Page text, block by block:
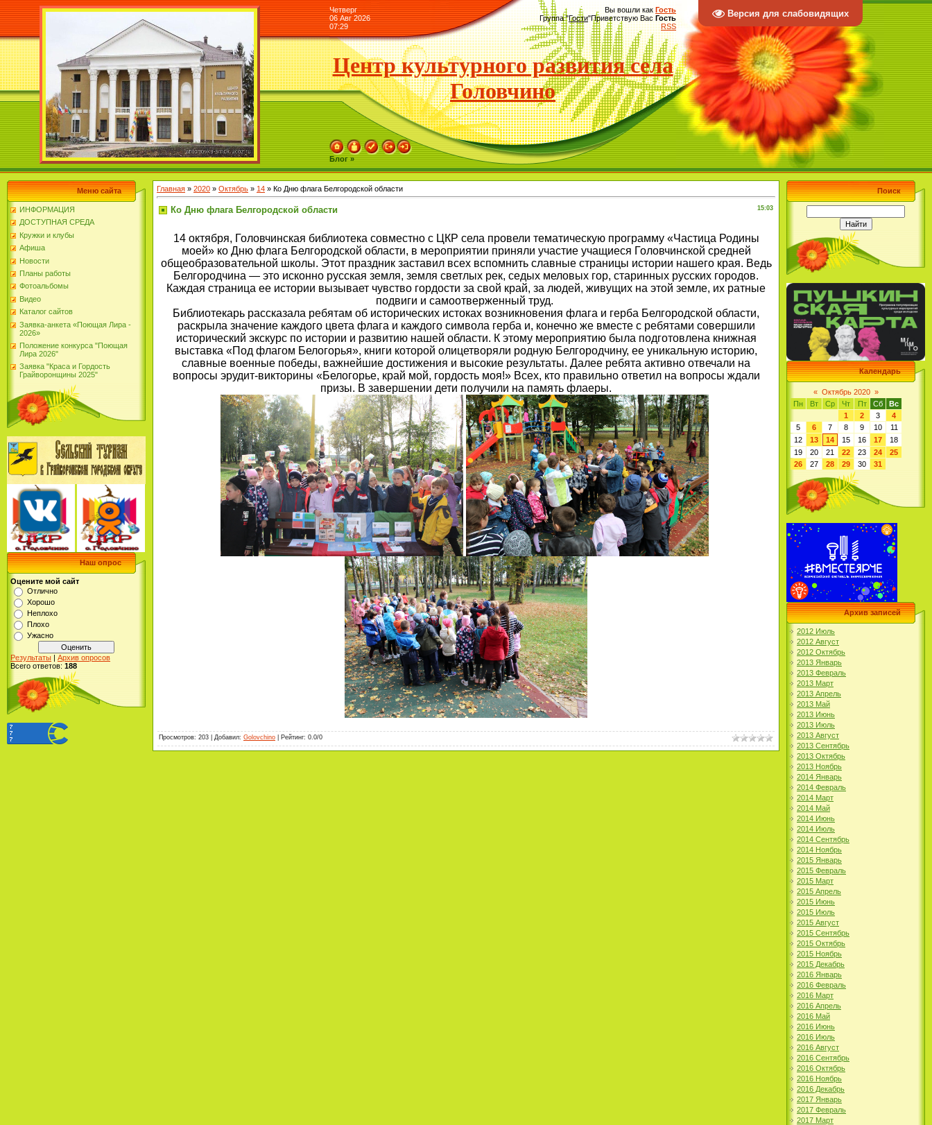
Версия для слабовидящих
Четверг
06 Авг 2026
07:29
Вы вошли как Гость
Группа"Гости"Приветствую Вас Гость
RSS
Центр культурного развития села
Головчино
Блог »
Меню сайта
ИНФОРМАЦИЯ
ДОСТУПНАЯ СРЕДА
Кружки и клубы
Афиша
Новости
Планы работы
Фотоальбомы
Видео
Каталог сайтов
Заявка-анкета «Поющая Лира -
2026»
Положение конкурса "Поющая
Лира 2026"
Заявка "Краса и Гордость
Грайворонщины 2025"
Наш опрос
Оцените мой сайт
Отлично
Хорошо
Неплохо
Плохо
Ужасно
Результаты | Архив опросов
Всего ответов: 188
Главная » 2020 » Октябрь » 14 » Ко Дню флага Белгородской области
15:03
Ко Дню флага Белгородской области
14 октября, Головчинская библиотека совместно с ЦКР села провели тематическую программу «Частица Родины
моей» ко Дню флага Белгородской области, в мероприятии приняли участие учащиеся Головчинской средней
общеобразовательной школы. Этот праздник заставил всех вспомнить славные страницы истории нашего края. Ведь
Белгородчина — это исконно русская земля, земля светлых рек, седых меловых гор, старинных русских городов.
Каждая страница ее истории вызывает чувство гордости за свой край, за людей, живущих на этой земле, их ратные
подвиги и самоотверженный труд.
Библиотекарь рассказала ребятам об исторических истоках возникновения флага и герба Белгородской области,
раскрыла значение каждого цвета флага и каждого символа герба и, конечно же вместе с ребятами совершили
исторический экскурс по истории и развитию нашей области. К этому мероприятию была подготовлена книжная
выставка «Под флагом Белогорья», книги которой олицетворяли родную Белгородчину, ее уникальную историю,
славные военные победы, важнейшие достижения и высокие результаты. Далее ребята активно отвечали на
вопросы эрудит-викторины «Белогорье, край мой, гордость моя!» Всех, кто правильно ответил на вопросы ждали
призы. В завершении дети получили на память флаеры.
Просмотров: 203 Добавил: Golovchino Рейтинг: 0.0/0
Поиск
Календарь
« Октябрь 2020 »
Пн
Вт Ср Чт Пт Сб
Вс
1
2 3
4
5
6 7 8 9 10
11
12
13 14 15 16 17
18
19
20 21 22 23 24
25
26
27 28 29 30 31
Архив записей
2012 Июль
2012 Август
2012 Октябрь
2013 Январь
2013 Февраль
2013 Март
2013 Апрель
2013 Май
2013 Июнь
2013 Июль
2013 Август
2013 Сентябрь
2013 Октябрь
2013 Ноябрь
2014 Январь
2014 Февраль
2014 Март
2014 Май
2014 Июнь
2014 Июль
2014 Сентябрь
2014 Ноябрь
2015 Январь
2015 Февраль
2015 Март
2015 Апрель
2015 Июнь
2015 Июль
2015 Август
2015 Сентябрь
2015 Октябрь
2015 Ноябрь
2015 Декабрь
2016 Январь
2016 Февраль
2016 Март
2016 Апрель
2016 Май
2016 Июнь
2016 Июль
2016 Август
2016 Сентябрь
2016 Октябрь
2016 Ноябрь
2016 Декабрь
2017 Январь
2017 Февраль
2017 Март